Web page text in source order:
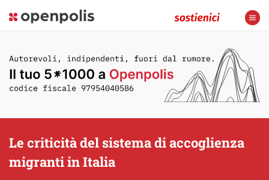
Le criticità del sistema di accoglienza
migranti in Italia